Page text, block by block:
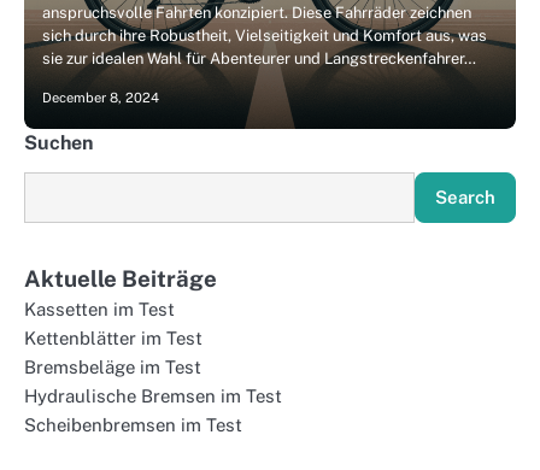
anspruchsvolle Fahrten konzipiert. Diese Fahrräder zeichnen
sich durch ihre Robustheit, Vielseitigkeit und Komfort aus, was
sie zur idealen Wahl für Abenteurer und Langstreckenfahrer…
December 8, 2024
Suchen
Search
Aktuelle Beiträge
Kassetten im Test
Kettenblätter im Test
Bremsbeläge im Test
Hydraulische Bremsen im Test
Scheibenbremsen im Test